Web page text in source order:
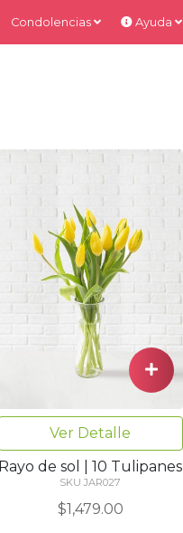
Condolencias Ayuda
Ver Detalle
Rayo de sol | 10 Tulipanes
SKU JAR027
$1,479.00